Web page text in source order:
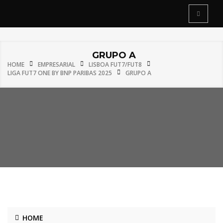
GRUPO A
HOME EMPRESARIAL
LISBOA FUT7/FUT8
LIGA FUT7 ONE BY BNP PARIBAS 2025
GRUPO A
HOME